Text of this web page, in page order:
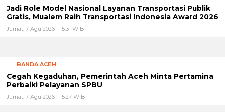
Jadi Role Model Nasional Layanan Transportasi Publik
Gratis, Mualem Raih Transportasi Indonesia Award 2026
Jumat, 7 Agu 2026 - 15:31 WIB
BANDA ACEH
Cegah Kegaduhan, Pemerintah Aceh Minta Pertamina
Perbaiki Pelayanan SPBU
Jumat, 7 Agu 2026 - 15:27 WIB